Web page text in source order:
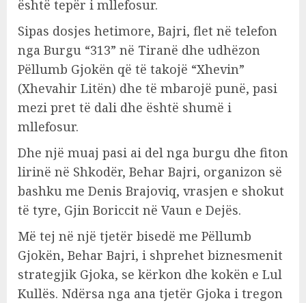
është tepër i mllefosur.
Sipas dosjes hetimore, Bajri, flet në telefon
nga Burgu “313” në Tiranë dhe udhëzon
Pëllumb Gjokën që të takojë “Xhevin”
(Xhevahir Litën) dhe të mbarojë punë, pasi
mezi pret të dali dhe është shumë i
mllefosur.
Dhe një muaj pasi ai del nga burgu dhe fiton
lirinë në Shkodër, Behar Bajri, organizon së
bashku me Denis Brajoviq, vrasjen e shokut
të tyre, Gjin Boriccit në Vaun e Dejës.
Më tej në një tjetër bisedë me Pëllumb
Gjokën, Behar Bajri, i shprehet biznesmenit
strategjik Gjoka, se kërkon dhe kokën e Lul
Kullës. Ndërsa nga ana tjetër Gjoka i tregon